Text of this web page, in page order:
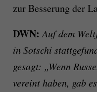
zur Besserung der
DWN: Auf dem
in Sotschi
gesagt: „Wenn
vereint haben, gab